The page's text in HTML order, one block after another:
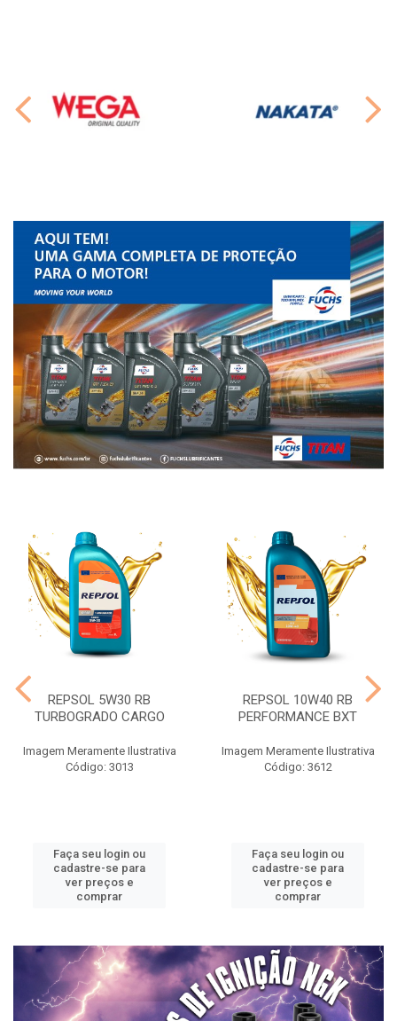
REPSOL 5W30 RB
TURBOGRADO CARGO
Imagem Meramente Ilustrativa
Código: 3013
Faça seu login ou
cadastre-se para
ver preços e
comprar
REPSOL 10W40 RB
PERFORMANCE BXT
Imagem Meramente Ilustrativa
Código: 3612
Faça seu login ou
cadastre-se para
ver preços e
comprar